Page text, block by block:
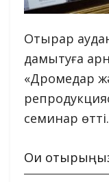
Отырар
дамытуға
«Дромедар
семинар өтті.
Оқи